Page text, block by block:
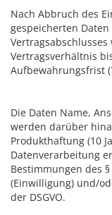
Nach Abbruch des
gespeicherten
Vertragsverhältnis
Aufbewahrungsfrist
Die Daten Name,
werden darüber
Produkthaftung (10
Datenverarbeitung
Bestimmungen des
(Einwilligung) und/
der DSGVO.